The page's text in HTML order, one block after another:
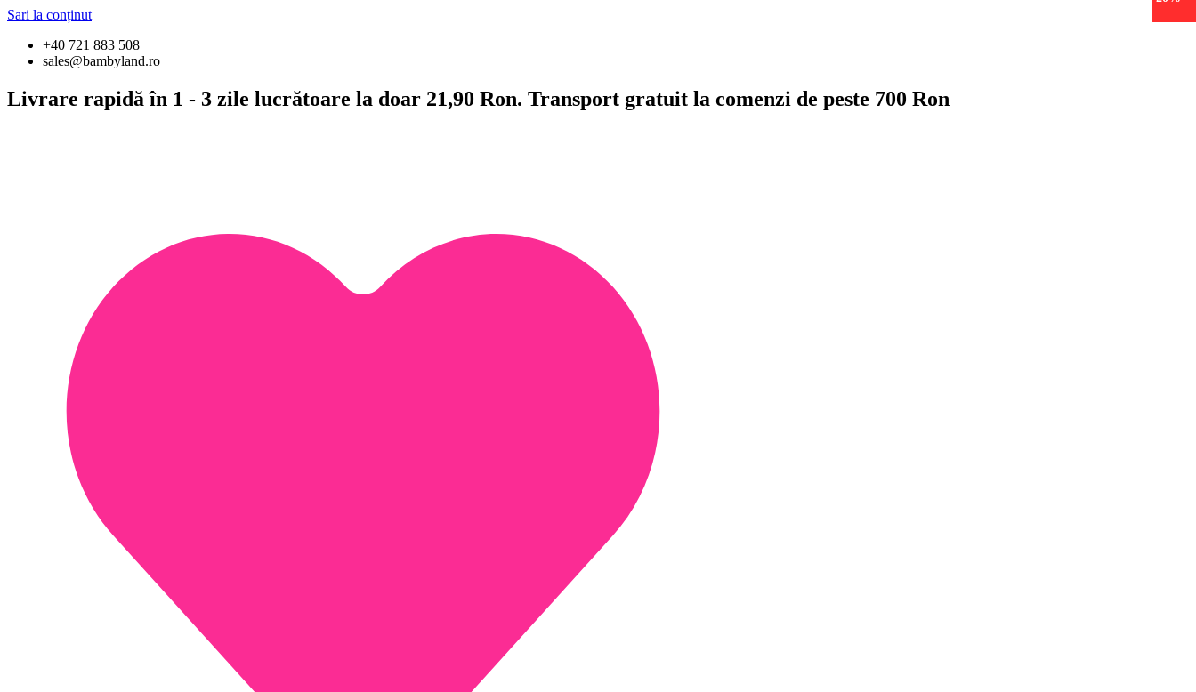
Sari la conținut
+40 721 883 508
sales@bambyland.ro
Livrare rapidă în 1 - 3 zile lucrătoare la doar 21,90 Ron. Transport gratuit la comenzi de peste 700 Ron